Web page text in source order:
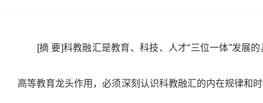
[摘 要]科教融汇是教育、科技、人才“三位一体”发展的
高等教育龙头作用，必须深刻认识科教融汇的内在规律和